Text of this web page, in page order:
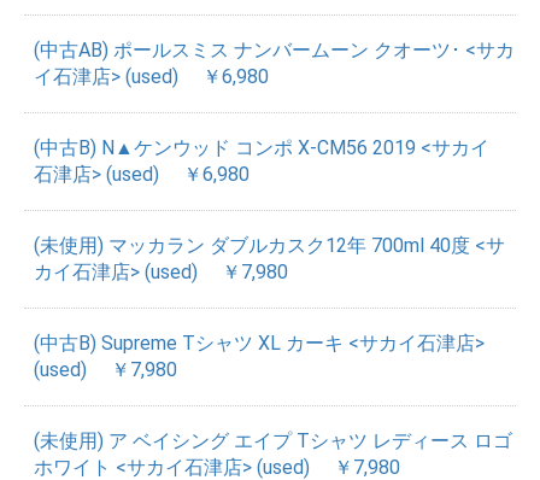
(中古AB) ポールスミス ナンバームーン クオーツ･ <サカ
イ石津店> (used)
￥6,980
(中古B) N▲ケンウッド コンポ X-CM56 2019 <サカイ
石津店> (used)
￥6,980
(未使用) マッカラン ダブルカスク12年 700ml 40度 <サ
カイ石津店> (used)
￥7,980
(中古B) Supreme Tシャツ XL カーキ <サカイ石津店>
(used)
￥7,980
(未使用) ア ベイシング エイプ Tシャツ レディース ロゴ
ホワイト <サカイ石津店> (used)
￥7,980